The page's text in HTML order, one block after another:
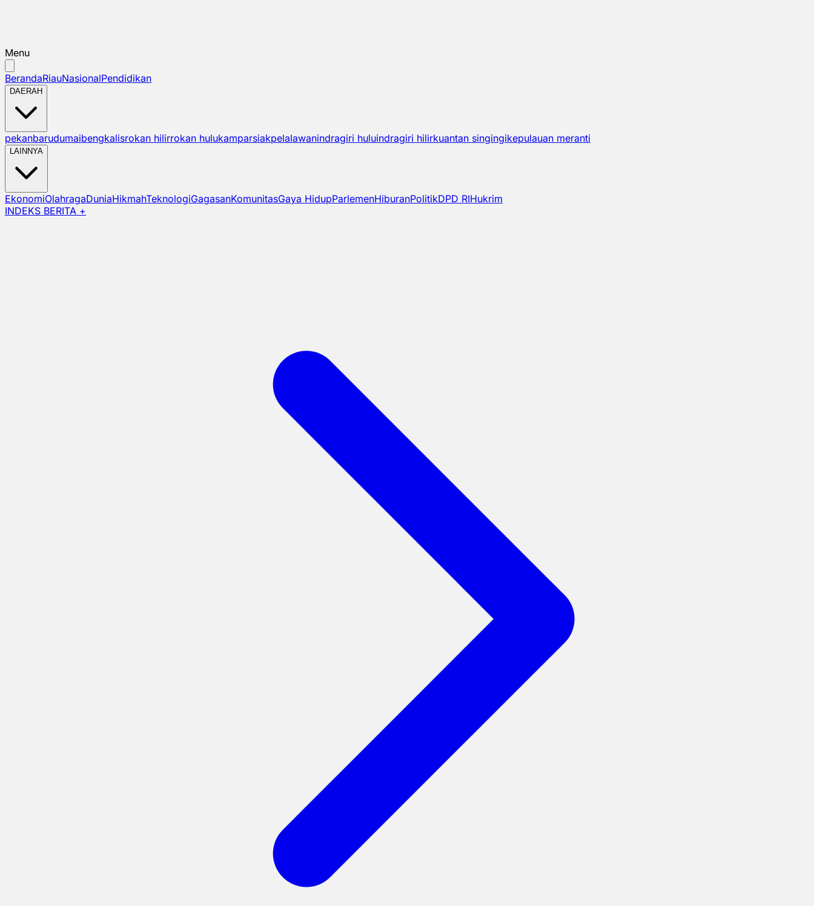
Menu
BerandaRiauNasionalPendidikan
DAERAH
pekanbarudumaibengkalisrokan hilirrokan hulukamparsiakpelalawanindragiri huluindragiri hilirkuantan singingikepulauan meranti
LAINNYA
EkonomiOlahragaDuniaHikmahTeknologiGagasanKomunitasGaya HidupParlemenHiburanPolitikDPD RIHukrim
INDEKS BERITA +